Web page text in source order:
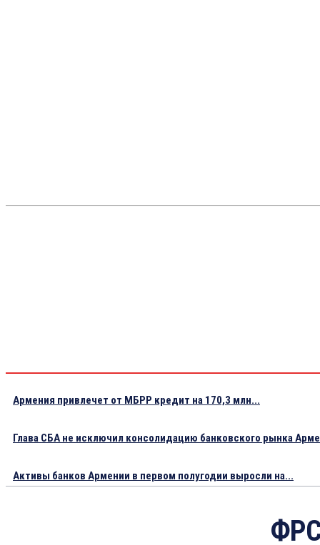
Армения привлечет от МБРР кредит на 170,3 млн...
Глава СБА не исключил консолидацию банковского рынка
Активы банков Армении в первом полугодии выросли на...